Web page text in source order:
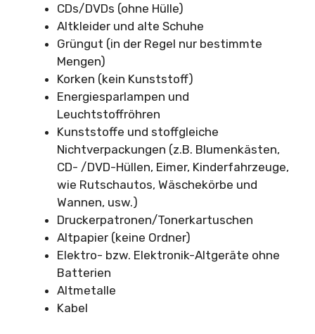
CDs/DVDs (ohne Hülle)
Altkleider und alte Schuhe
Grüngut (in der Regel nur bestimmte
Mengen)
Korken (kein Kunststoff)
Energiesparlampen und
Leuchtstoffröhren
Kunststoffe und stoffgleiche
Nichtverpackungen (z.B. Blumenkästen,
CD- /DVD-Hüllen, Eimer, Kinderfahrzeuge,
wie Rutschautos, Wäschekörbe und
Wannen, usw.)
Druckerpatronen/Tonerkartuschen
Altpapier (keine Ordner)
Elektro- bzw. Elektronik-Altgeräte ohne
Batterien
Altmetalle
Kabel